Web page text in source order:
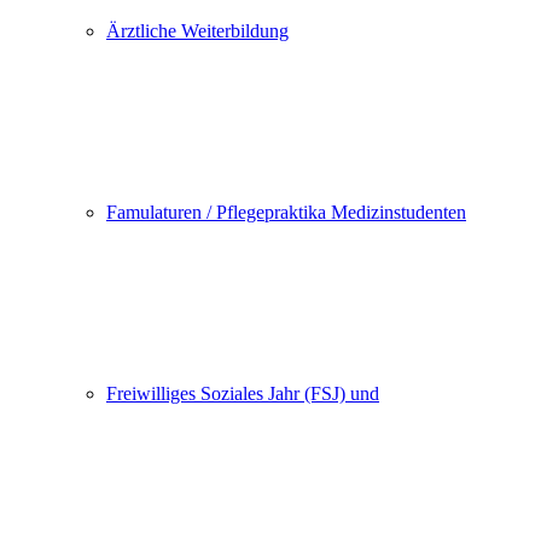
Ärztliche Weiterbildung
Famulaturen / Pflegepraktika Medizinstudenten
Freiwilliges Soziales Jahr (FSJ) und